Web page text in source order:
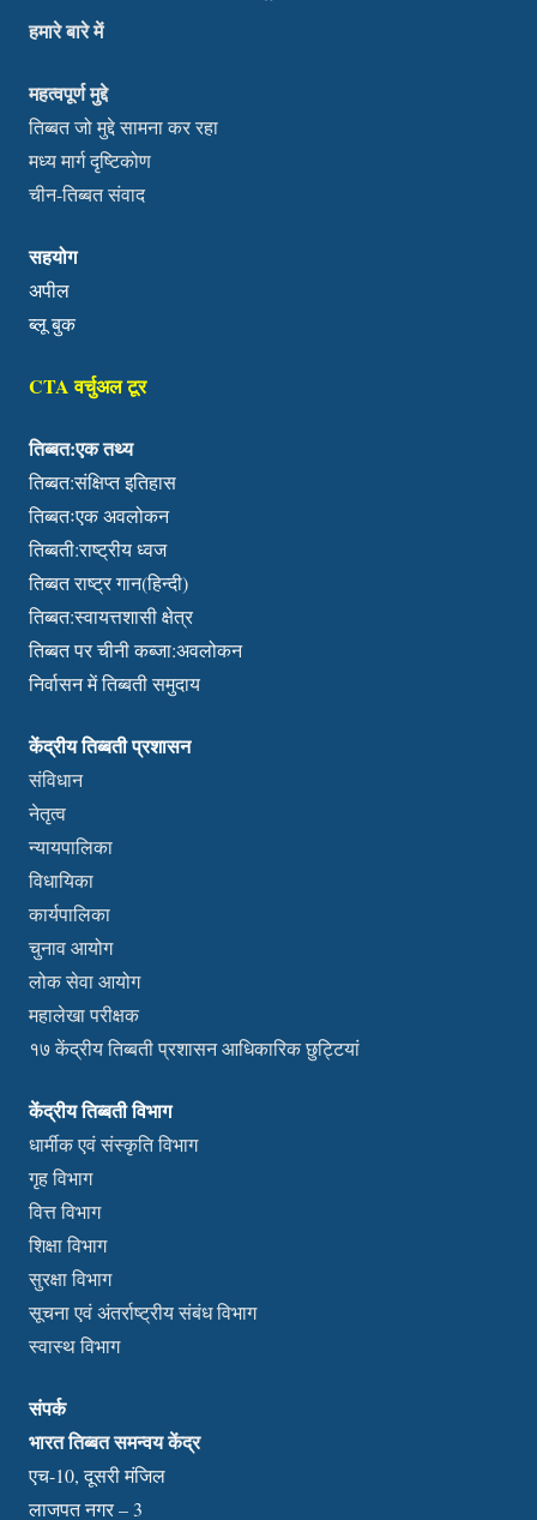
हमारे बारे में
महत्वपूर्ण मुद्दे
तिब्बत जो मुद्दे सामना कर रहा
मध्य मार्ग दृष्टिकोण
चीन-तिब्बत संवाद
सहयोग
अपील
ब्लू बुक
CTA वर्चुअल टूर
तिब्बत:एक तथ्य
तिब्बत:संक्षिप्त इतिहास
तिब्बतःएक अवलोकन
तिब्बती:राष्ट्रीय ध्वज
तिब्बत राष्ट्र गान(हिन्दी)
तिब्बत:स्वायत्तशासी क्षेत्र
तिब्बत पर चीनी कब्जा:अवलोकन
निर्वासन में तिब्बती समुदाय
केंद्रीय तिब्बती प्रशासन
संविधान
नेतृत्व
न्यायपालिका
विधायिका
कार्यपालिका
चुनाव आयोग
लोक सेवा आयोग
महालेखा परीक्षक
१७ केंद्रीय तिब्बती प्रशासन आधिकारिक छुट्टियां
केंद्रीय तिब्बती विभाग
धार्मीक एवं संस्कृति विभाग
गृह विभाग
वित्त विभाग
शिक्षा विभाग
सुरक्षा विभाग
सूचना एवं अंतर्राष्ट्रीय संबंध विभाग
स्वास्थ विभाग
संपर्क
भारत तिब्बत समन्वय केंद्र
एच-10, दूसरी मंजिल
लाजपत नगर – 3